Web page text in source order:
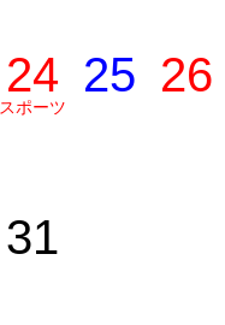
24
スポーツ
25 26
31